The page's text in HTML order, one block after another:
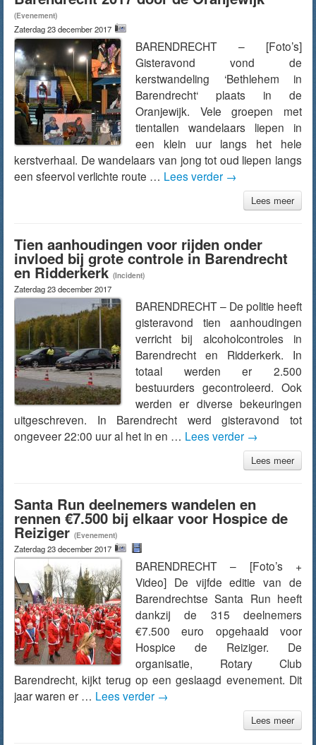
(Evenement)
Zaterdag 23 december 2017
BARENDRECHT – [Foto’s]
Gisteravond vond de
kerstwandeling ‘Bethlehem in
Barendrecht‘ plaats in de
Oranjewijk. Vele groepen met
tientallen wandelaars liepen in
een klein uur langs het hele
kerstverhaal. De wandelaars van jong tot oud liepen langs
een sfeervol verlichte route … Lees verder →
Lees meer
Tien aanhoudingen voor rijden onder
invloed bij grote controle in Barendrecht
en Ridderkerk (Incident)
Zaterdag 23 december 2017
BARENDRECHT – De politie heeft
gisteravond tien aanhoudingen
verricht bij alcoholcontroles in
Barendrecht en Ridderkerk. In
totaal werden er 2.500
bestuurders gecontroleerd. Ook
werden er diverse bekeuringen
uitgeschreven. In Barendrecht werd gisteravond tot
ongeveer 22:00 uur al het in en … Lees verder →
Lees meer
Santa Run deelnemers wandelen en
rennen €7.500 bij elkaar voor Hospice de
Reiziger (Evenement)
Zaterdag 23 december 2017
BARENDRECHT – [Foto’s +
Video] De vijfde editie van de
Barendrechtse Santa Run heeft
dankzij de 315 deelnemers
€7.500 euro opgehaald voor
Hospice de Reiziger. De
organisatie, Rotary Club
Barendrecht, kijkt terug op een geslaagd evenement. Dit
jaar waren er … Lees verder →
Lees meer